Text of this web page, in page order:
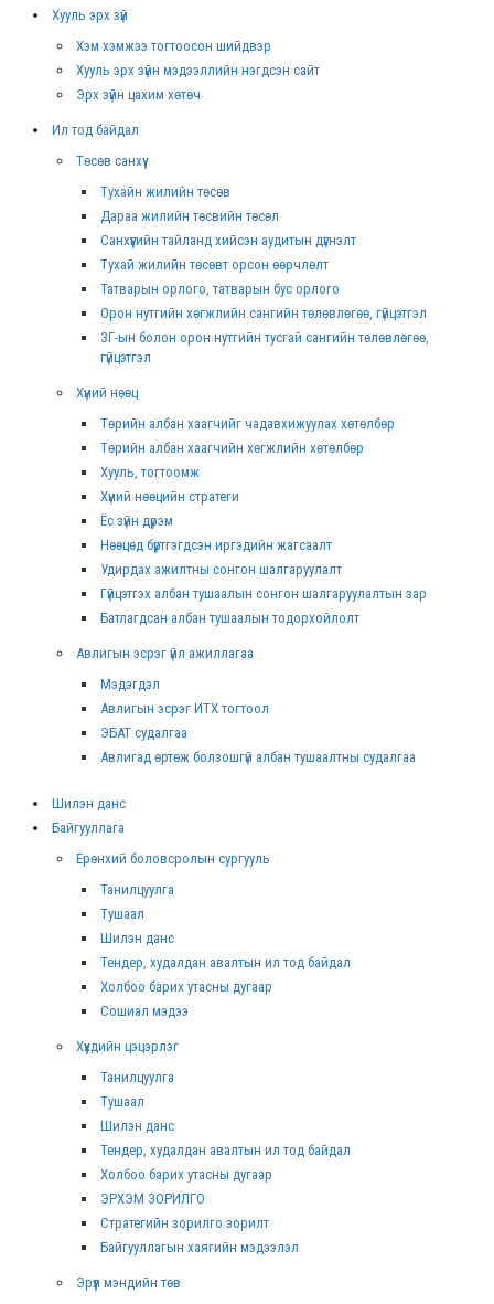
Хууль эрх зүй
Хэм хэмжээ тогтоосон шийдвэр
Хууль эрх зүйн мэдээллийн нэгдсэн сайт
Эрх зүйн цахим хөтөч
Ил тод байдал
Төсөв санхүү
Тухайн жилийн төсөв
Дараа жилийн төсвийн төсөл
Санхүүгийн тайланд хийсэн аудитын дүгнэлт
Тухай жилийн төсөвт орсон өөрчлөлт
Татварын орлого, татварын бус орлого
Орон нутгийн хөгжлийн сангийн төлөвлөгөө, гүйцэтгэл
ЗГ-ын болон орон нутгийн тусгай сангийн төлөвлөгөө,
гүйцэтгэл
Хүний нөөц
Төрийн албан хаагчийг чадавхижуулах хөтөлбөр
Төрийн албан хаагчийн хөгжлийн хөтөлбөр
Хууль, тогтоомж
Хүний нөөцийн стратеги
Ёс зүйн дүрэм
Нөөцөд бүртгэгдсэн иргэдийн жагсаалт
Удирдах ажилтны сонгон шалгаруулалт
Гүйцэтгэх албан тушаалын сонгон шалгаруулалтын зар
Батлагдсан албан тушаалын тодорхойлолт
Авлигын эсрэг үйл ажиллагаа
Мэдэгдэл
Авлигын эсрэг ИТХ тогтоол
ЭБАТ судалгаа
Авлигад өртөж болзошгүй албан тушаалтны судалгаа
Шилэн данс
Байгууллага
Ерөнхий боловсролын сургууль
Танилцуулга
Тушаал
Шилэн данс
Тендер, худалдан авалтын ил тод байдал
Холбоо барих утасны дугаар
Сошиал мэдээ
Хүүхдийн цэцэрлэг
Танилцуулга
Тушаал
Шилэн данс
Тендер, худалдан авалтын ил тод байдал
Холбоо барих утасны дугаар
ЭРХЭМ ЗОРИЛГО
Стратегийн зорилго зорилт
Байгууллагын хаягийн мэдээлэл
Эрүүл мэндийн төв